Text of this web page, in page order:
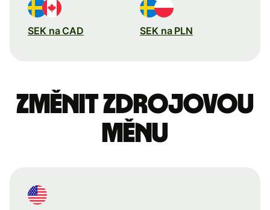
SEK na CAD SEK na PLN
Změnit zdrojovou
měnu